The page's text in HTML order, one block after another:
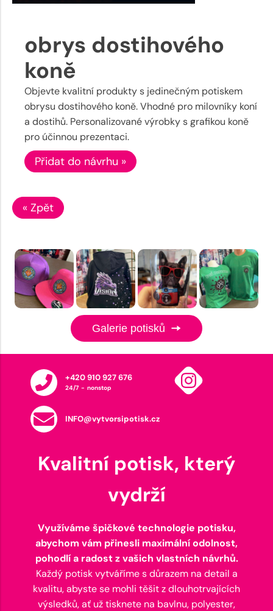
obrys dostihového
koně
Objevte kvalitní produkty s jedinečným potiskem
obrysu dostihového koně. Vhodné pro milovníky koní
a dostihů. Personalizované výrobky s grafikou koně
pro účinnou prezentaci.
Přidat do návrhu »
« Zpět
Galerie potisků
+420 910 927 676
24/7 - nonstop
INFO@vytvorsipotisk.cz
Kvalitní potisk, který
vydrží
Využíváme špičkové technologie potisku,
abychom vám přinesli maximální odolnost,
pohodlí a radost z vašich vlastních návrhů.
Každý potisk vytváříme s důrazem na detail a
kvalitu, abyste se mohli těšit z dlouhotrvajících
výsledků, ať už tisknete na bavlnu, polyester,